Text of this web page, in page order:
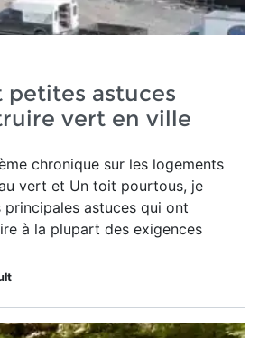
petites astuces
vert en ville
chronique sur les logements
vert et Un toit pourtous, je
astuces qui ont
à la plupart des exigences